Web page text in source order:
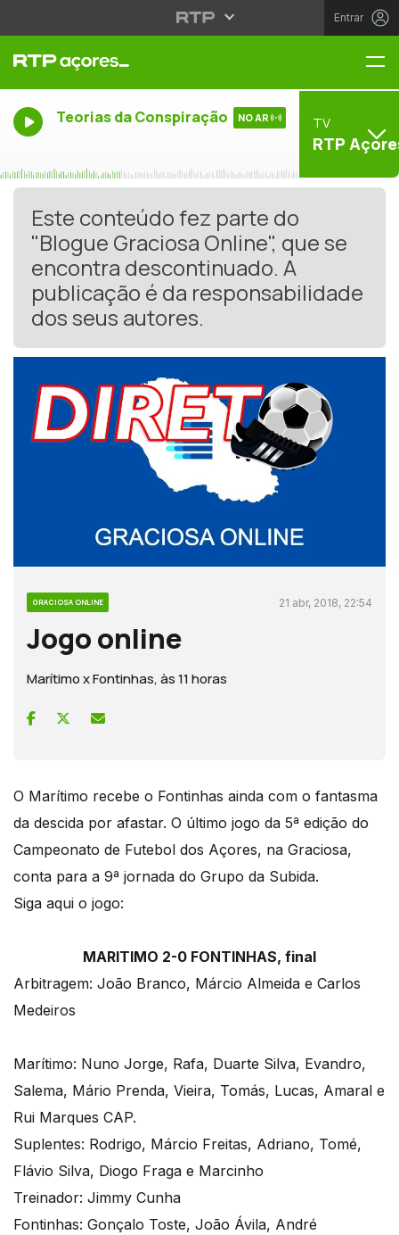
Entrar
Teorias da Conspiração NO AR TV
RTP
Este conteúdo fez parte do
"Blogue Graciosa Online", que se
encontra descontinuado. A
publicação é da responsabilidade
dos seus autores.
GRACIOSA ONLINE 21 abr, 2018, 22:54
Jogo online
Marítimo x Fontinhas, às 11 horas
O Marítimo recebe o Fontinhas ainda com o fantasma
da descida por afastar. O último jogo da 5ª edição do
Campeonato de Futebol dos Açores, na Graciosa,
conta para a 9ª jornada do Grupo da Subida.
Siga aqui o jogo:
MARITIMO 2-0 FONTINHAS, final
Arbitragem: João Branco, Márcio Almeida e Carlos
Medeiros
Marítimo: Nuno Jorge, Rafa, Duarte Silva, Evandro,
Salema, Mário Prenda, Vieira, Tomás, Lucas, Amaral e
Rui Marques CAP.
Suplentes: Rodrigo, Márcio Freitas, Adriano, Tomé,
Flávio Silva, Diogo Fraga e Marcinho
Treinador: Jimmy Cunha
Fontinhas: Gonçalo Toste, João Ávila, André